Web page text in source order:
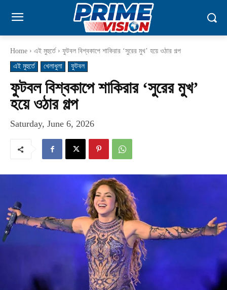
Home এই মুহুর্তে
ফুটবল বিশ্বকাপে শাকিরার ‘সুরের মুখ’ হয়ে ওঠার গল্প
এই মুহুর্তে
খেলাধুলা ফুটবল
ফুটবল বিশ্বকাপে শাকিরার ‘সুরের মুখ’
হয়ে ওঠার গল্প
Saturday, June 6, 2026